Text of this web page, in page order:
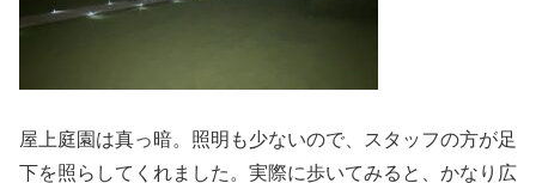
屋上庭園は真っ暗。照明も少ないので、スタッフの方が足
下を照らしてくれました。実際に歩いてみると、かなり広